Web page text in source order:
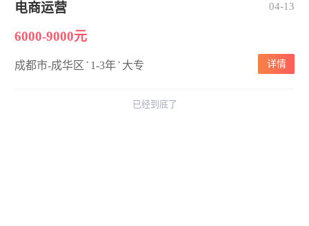
电商运营 04-13
6000-9000元
成都市-成华区 · 1-3年 · 大专 详情
已经到底了